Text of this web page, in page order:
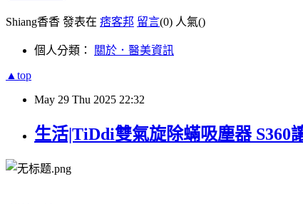
Shiang香香 發表在 痞客邦 留言(0) 人氣()
個人分類： 關於．醫美資訊
▲top
May 29 Thu 2025 22:32
生活|TiDdi雙氣旋除蟎吸塵器 S360